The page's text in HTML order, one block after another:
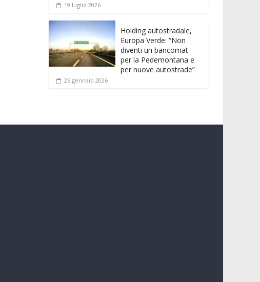
19 luglio 2026
Holding autostradale,
Europa Verde: “Non
diventi un bancomat
per la Pedemontana e
per nuove autostrade”
26 gennaio 2026